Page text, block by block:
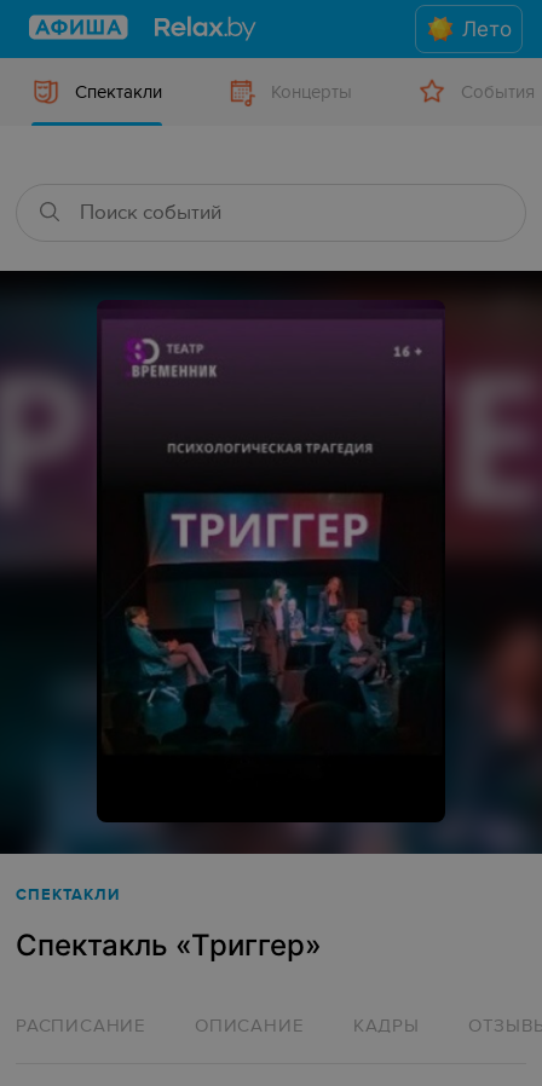
Лето
Спектакли Концерты События
СПЕКТАКЛИ
Спектакль «Триггер»
РАСПИСАНИЕ ОПИСАНИЕ КАДРЫ